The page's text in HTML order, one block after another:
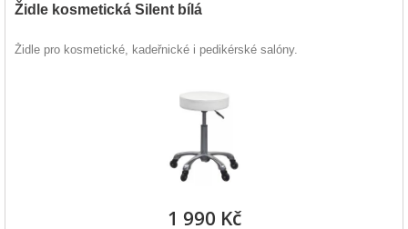
Židle kosmetická Silent bílá
Židle pro kosmetické, kadeřnické i pedikérské salóny.
1 990 Kč